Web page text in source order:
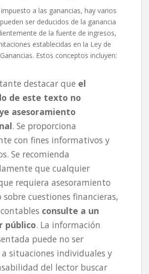
a las ganancias, hay varios
ser deducidos de la ganancia
de la fuente de ingresos,
establecidas en la Ley de
Estos conceptos incluyen:
destacar que el
de este texto no
asesoramiento
. Se proporciona
con fines informativos y
Se recomienda
que cualquier
requiera asesoramiento
sobre cuestiones financieras,
consulte a un
público. La información
puede no ser
situaciones individuales y
del lector buscar